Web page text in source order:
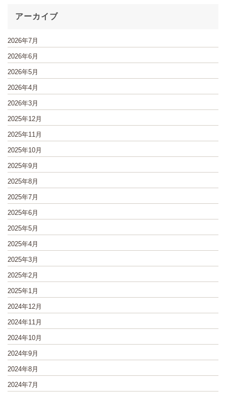
アーカイブ
2026年7月
2026年6月
2026年5月
2026年4月
2026年3月
2025年12月
2025年11月
2025年10月
2025年9月
2025年8月
2025年7月
2025年6月
2025年5月
2025年4月
2025年3月
2025年2月
2025年1月
2024年12月
2024年11月
2024年10月
2024年9月
2024年8月
2024年7月